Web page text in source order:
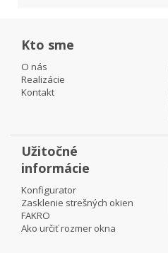
Kto sme
O nás
Realizácie
Kontakt
Užitočné
informácie
Konfigurator
Zasklenie strešných okien
FAKRO
Ako určiť rozmer okna